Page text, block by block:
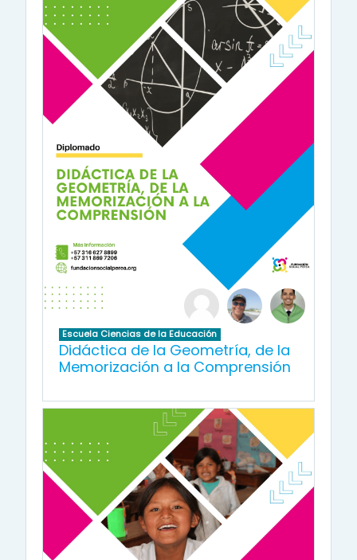
Escuela Ciencias de la Educación
Didáctica de la Geometría, de la
Memorización a la Comprensión